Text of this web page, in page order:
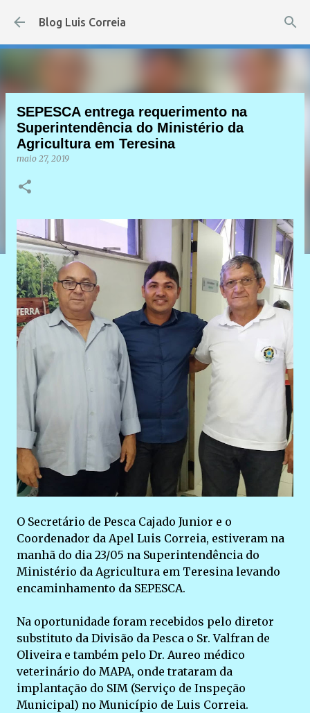
Pular para o conteúdo principal
Blog Luis Correia
SEPESCA entrega requerimento na
Superintendência do Ministério da
Agricultura em Teresina
maio 27, 2019
O Secretário de Pesca Cajado Junior e o
Coordenador da Apel Luis Correia, estiveram na
manhã do dia 23/05 na Superintendência do
Ministério da Agricultura em Teresina levando
encaminhamento da SEPESCA.
Na oportunidade foram recebidos pelo diretor
substituto da Divisão da Pesca o Sr. Valfran de
Oliveira e também pelo Dr. Aureo médico
veterinário do MAPA, onde trataram da
implantação do SIM (Serviço de Inspeção
Municipal) no Município de Luis Correia.